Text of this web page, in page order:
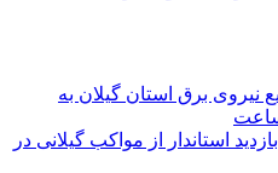
نیروی برق استان گیلان به
استاندار از مواکب گیلانی در